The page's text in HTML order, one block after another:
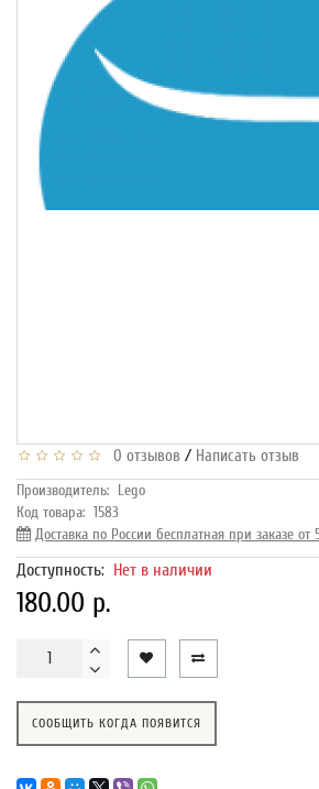
0 отзывов / Написать отзыв
Производитель: Lego
Код товара: 1583
Доставка по России бесплатная при заказе от
Доступность: Нет в наличии
180.00 р.
СООБЩИТЬ КОГДА ПОЯВИТСЯ